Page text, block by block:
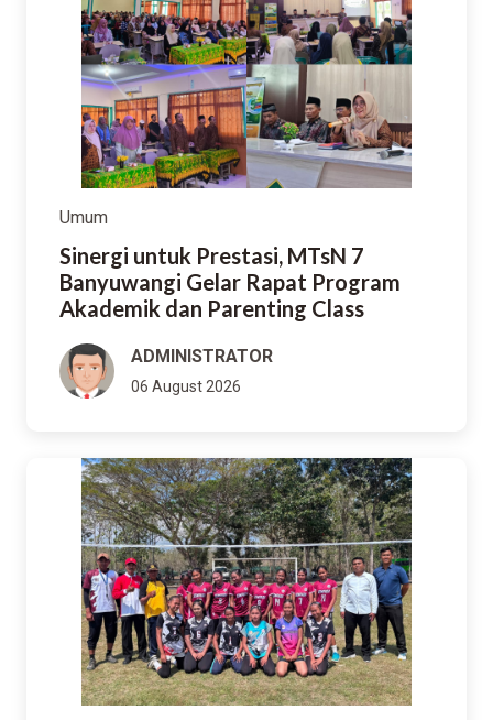
Umum
Sinergi untuk Prestasi, MTsN 7
Banyuwangi Gelar Rapat Program
Akademik dan Parenting Class
ADMINISTRATOR
06 August 2026